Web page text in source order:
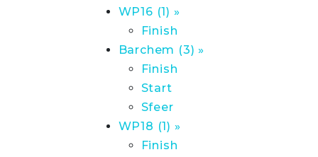
WP16 (1) »
Finish
Barchem (3) »
Finish
Start
Sfeer
WP18 (1) »
Finish